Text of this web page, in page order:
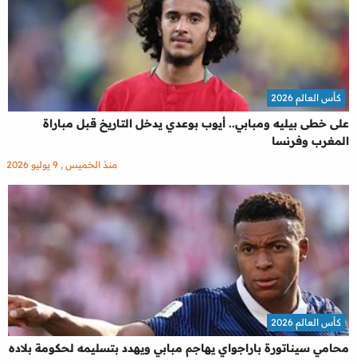
على خطى بيليه ومبابي.. أيوب بوعدي يدخل التاريخ قبل مباراة
المغرب وفرنسا
كأس العالم 2026
منذ الخميس , 9 يوليو 2026
محامي سيناتورة باراجواي يهاجم مبابي ويهدد بتسليمه لحكومة بلاده
كأس العالم 2026